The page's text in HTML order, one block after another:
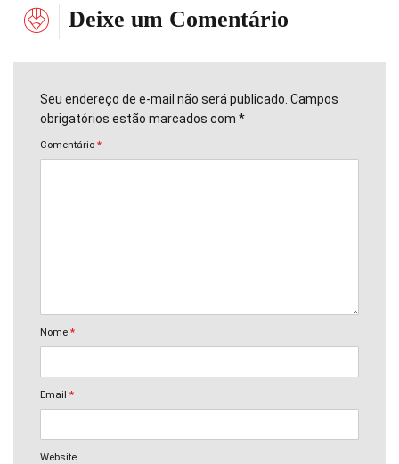
Deixe um Comentário
Seu endereço de e-mail não será publicado. Campos
obrigatórios estão marcados com *
Comentário *
Nome *
Email *
Website